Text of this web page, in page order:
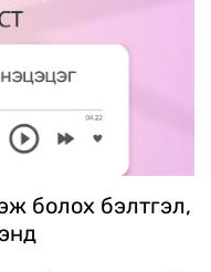
болох бэлтгэл,